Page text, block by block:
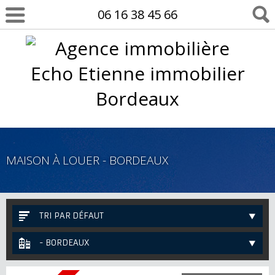
06 16 38 45 66
MAISON À LOUER - BORDEAUX
TRI PAR DÉFAUT
- BORDEAUX